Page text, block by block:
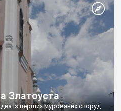
Златоуста
із перших мурованих споруд